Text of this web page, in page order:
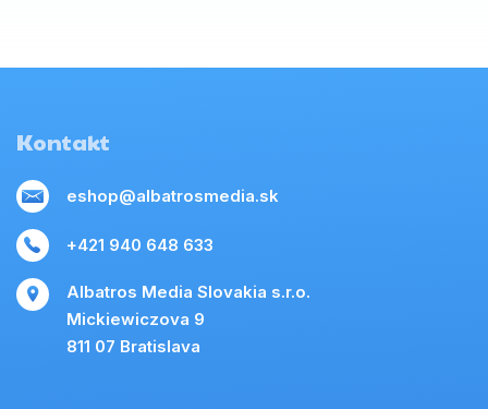
Kontakt
eshop@albatrosmedia.sk
+421 940 648 633
Albatros Media Slovakia s.r.o.
Mickiewiczova 9
811 07 Bratislava